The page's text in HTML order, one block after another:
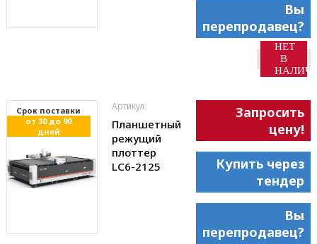
Вы
перепродавец?
НЕТ
В
Cрок поставки
от 30 до 90
дней
Артикул:
Планшетный
режущий
плоттер
LC6-2125
Запросить
цену!
Купить через
тендер
Вы
перепродавец?